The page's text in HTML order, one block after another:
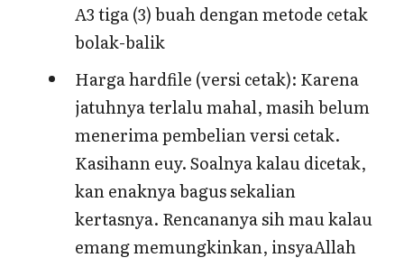
A3 tiga (3) buah dengan metode cetak
bolak-balik
Harga hardfile (versi cetak): Karena
jatuhnya terlalu mahal, masih belum
menerima pembelian versi cetak.
Kasihann euy. Soalnya kalau dicetak,
kan enaknya bagus sekalian
kertasnya. Rencananya sih mau kalau
emang memungkinkan, insyaAllah